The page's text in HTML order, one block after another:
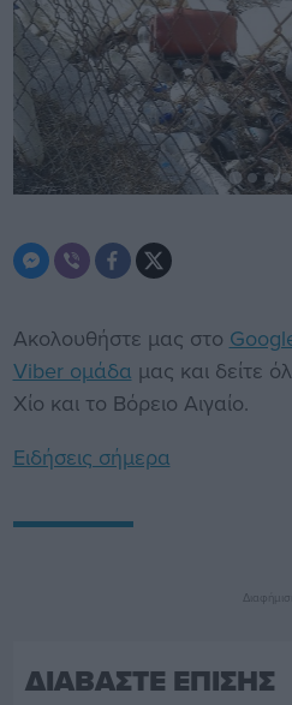
Ακολουθήστε μας στο
Viber ομάδα μας και δείτε
Χίο και το Βόρειο Αιγαίο.
Ειδήσεις σήμερα
Διαφήμιση
ΔΙΑΒΑΣΤΕ ΕΠΙΣΗΣ